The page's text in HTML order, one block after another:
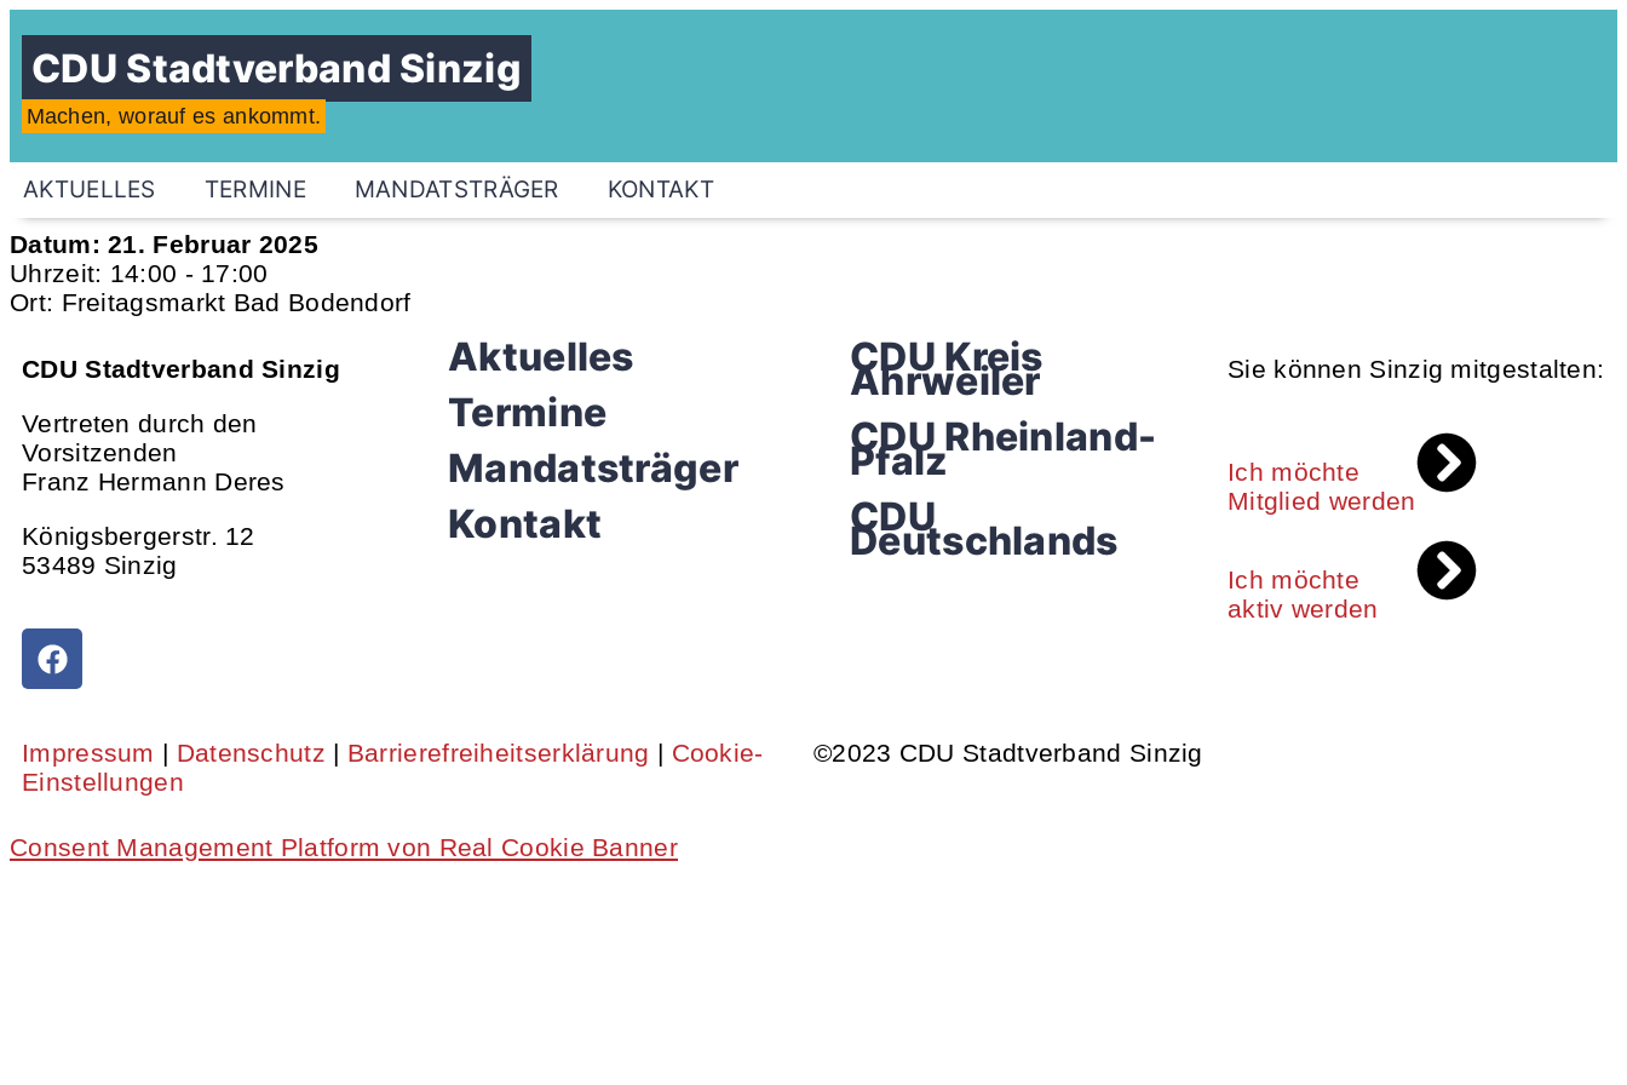
CDU Stadtverband Sinzig
Machen, worauf es ankommt.
AKTUELLES TERMINE MANDATSTRÄGER
KONTAKT
Datum:21. Februar 2025
Uhrzeit: 14:00 - 17:00
Ort: Freitagsmarkt Bad Bodendorf
CDU Stadtverband Sinzig
Vertreten durch den
Vorsitzenden
Franz Hermann Deres
Königsbergerstr. 12
53489 Sinzig
Aktuelles
Termine
Mandatsträger
Kontakt
CDU Kreis
Ahrweiler
CDU Rheinland-
Pfalz
CDU
Deutschlands
Sie können Sinzig mitgestalten:
Ich möchte
Mitglied werden
Ich möchte
aktiv werden
Impressum | Datenschutz | Barrierefreiheitserklärung | Cookie-
Einstellungen
©2023 CDU Stadtverband Sinzig
Consent Management Platform von Real Cookie Banner